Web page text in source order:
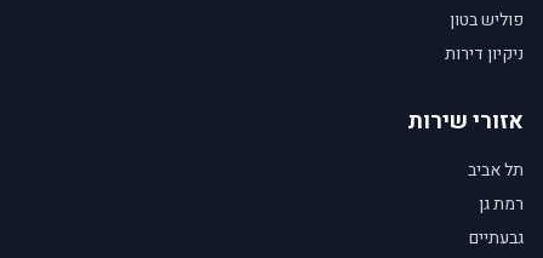
פוליש בטון
ניקיון דירות
אזורי שירות
תל אביב
רמת גן
גבעתיים